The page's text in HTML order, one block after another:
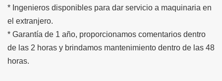
* Ingenieros disponibles para dar servicio a maquinaria en
el extranjero.
* Garantía de 1 año, proporcionamos comentarios dentro
de las 2 horas y brindamos mantenimiento dentro de las 48
horas.